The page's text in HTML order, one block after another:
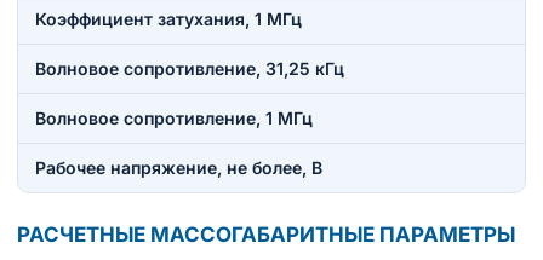
Коэффициент затухания, 1 МГц
Волновое сопротивление, 31,25 кГц
Волновое сопротивление, 1 МГц
Рабочее напряжение, не более, В
РАСЧЕТНЫЕ МАССОГАБАРИТНЫЕ ПАРАМЕТРЫ